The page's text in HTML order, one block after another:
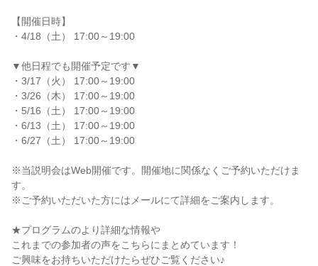
【開催日時】
・4/18（土） 17:00～19:00
▼他日程でも開催予定です▼
・3/17（火） 17:00～19:00
・3/26（木） 17:00～19:00
・5/16（土） 17:00～19:00
・6/13（土） 17:00～19:00
・6/27（土） 17:00～19:00
※当説明会はWeb開催です。開催地に関係なくご予約いただけま
す。
※ご予約いただいた⽅にはメールにて詳細をご案内します。
★プログラムのより詳細な情報や
これまでの参加者の声をこちらにまとめています！
ご興味をお持ちいただけたらぜひご覧ください♪